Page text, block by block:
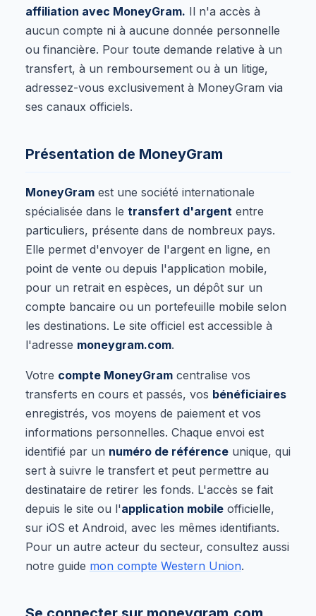
affiliation avec MoneyGram. Il n'a accès à
aucun compte ni à aucune donnée personnelle
ou financière. Pour toute demande relative à un
transfert, à un remboursement ou à un litige,
adressez-vous exclusivement à MoneyGram via
ses canaux officiels.
Présentation de MoneyGram
MoneyGram est une société internationale
spécialisée dans le transfert d'argent entre
particuliers, présente dans de nombreux pays.
Elle permet d'envoyer de l'argent en ligne, en
point de vente ou depuis l'application mobile,
pour un retrait en espèces, un dépôt sur un
compte bancaire ou un portefeuille mobile selon
les destinations. Le site officiel est accessible à
l'adresse moneygram.com.
Votre compte MoneyGram centralise vos
transferts en cours et passés, vos bénéficiaires
enregistrés, vos moyens de paiement et vos
informations personnelles. Chaque envoi est
identifié par un numéro de référence unique, qui
sert à suivre le transfert et peut permettre au
destinataire de retirer les fonds. L'accès se fait
depuis le site ou l'application mobile officielle,
sur iOS et Android, avec les mêmes identifiants.
Pour un autre acteur du secteur, consultez aussi
notre guide mon compte Western Union.